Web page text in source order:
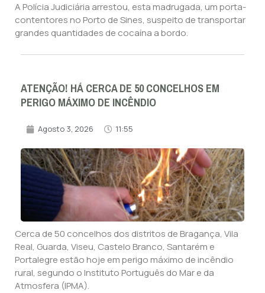
A Polícia Judiciária arrestou, esta madrugada, um porta-
contentores no Porto de Sines, suspeito de transportar
grandes quantidades de cocaína a bordo.
ATENÇÃO! HÁ CERCA DE 50 CONCELHOS EM
PERIGO MÁXIMO DE INCÊNDIO
Agosto 3, 2026 11:55
Cerca de 50 concelhos dos distritos de Bragança, Vila
Real, Guarda, Viseu, Castelo Branco, Santarém e
Portalegre estão hoje em perigo máximo de incêndio
rural, segundo o Instituto Português do Mar e da
Atmosfera (IPMA).